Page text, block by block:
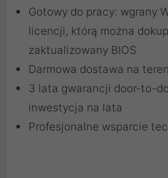
Gotowy do pracy: wgrany
licencji, którą można
zaktualizowany BIOS
Darmowa dostawa na
3 lata gwarancji door-to-
inwestycja na lata
Profesjonalne wsparcie